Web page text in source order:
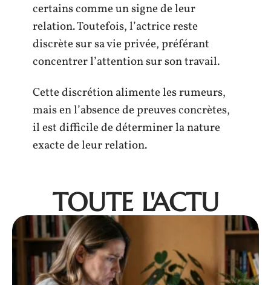
certains comme un signe de leur
relation. Toutefois, l’actrice reste
discrète sur sa vie privée, préférant
concentrer l’attention sur son travail.
Cette discrétion alimente les rumeurs,
mais en l’absence de preuves concrètes,
il est difficile de déterminer la nature
exacte de leur relation.
TOUTE L'ACTU